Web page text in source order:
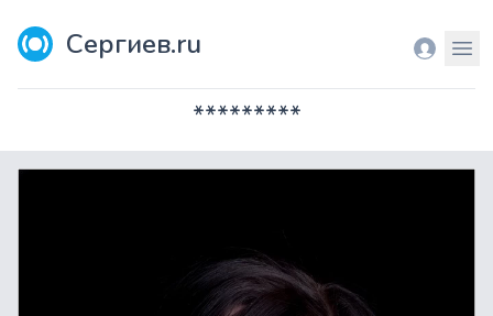
Сергиев.ru Вход
*********